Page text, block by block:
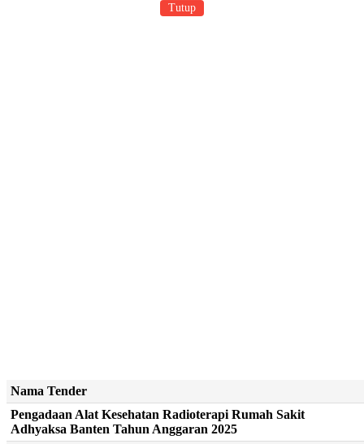
Tutup
Nama Tender
Pengadaan Alat Kesehatan Radioterapi Rumah Sakit
Adhyaksa Banten Tahun Anggaran 2025